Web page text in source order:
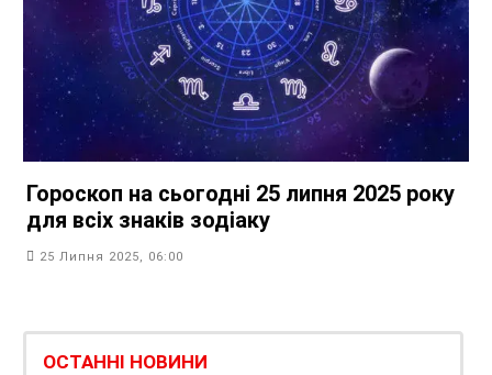
Гороскоп на сьогодні 25 липня 2025 року
для всіх знаків зодіаку
25 Липня 2025, 06:00
ОСТАННІ НОВИНИ